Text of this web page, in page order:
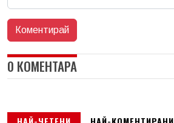
0 КОМЕНТАРА